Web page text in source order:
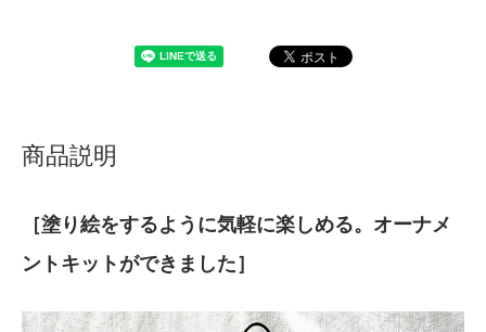
商品説明
［塗り絵をするように気軽に楽しめる。オーナメ
ントキットができました］